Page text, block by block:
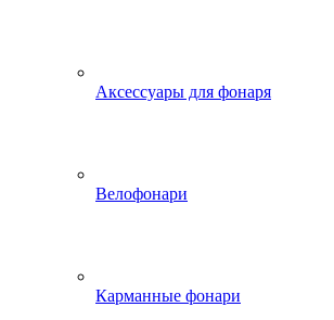
Аксессуары для фонаря
Велофонари
Карманные фонари